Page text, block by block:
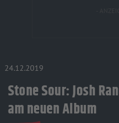
24.12.2019
Stone Sour: Josh
am neuen Album